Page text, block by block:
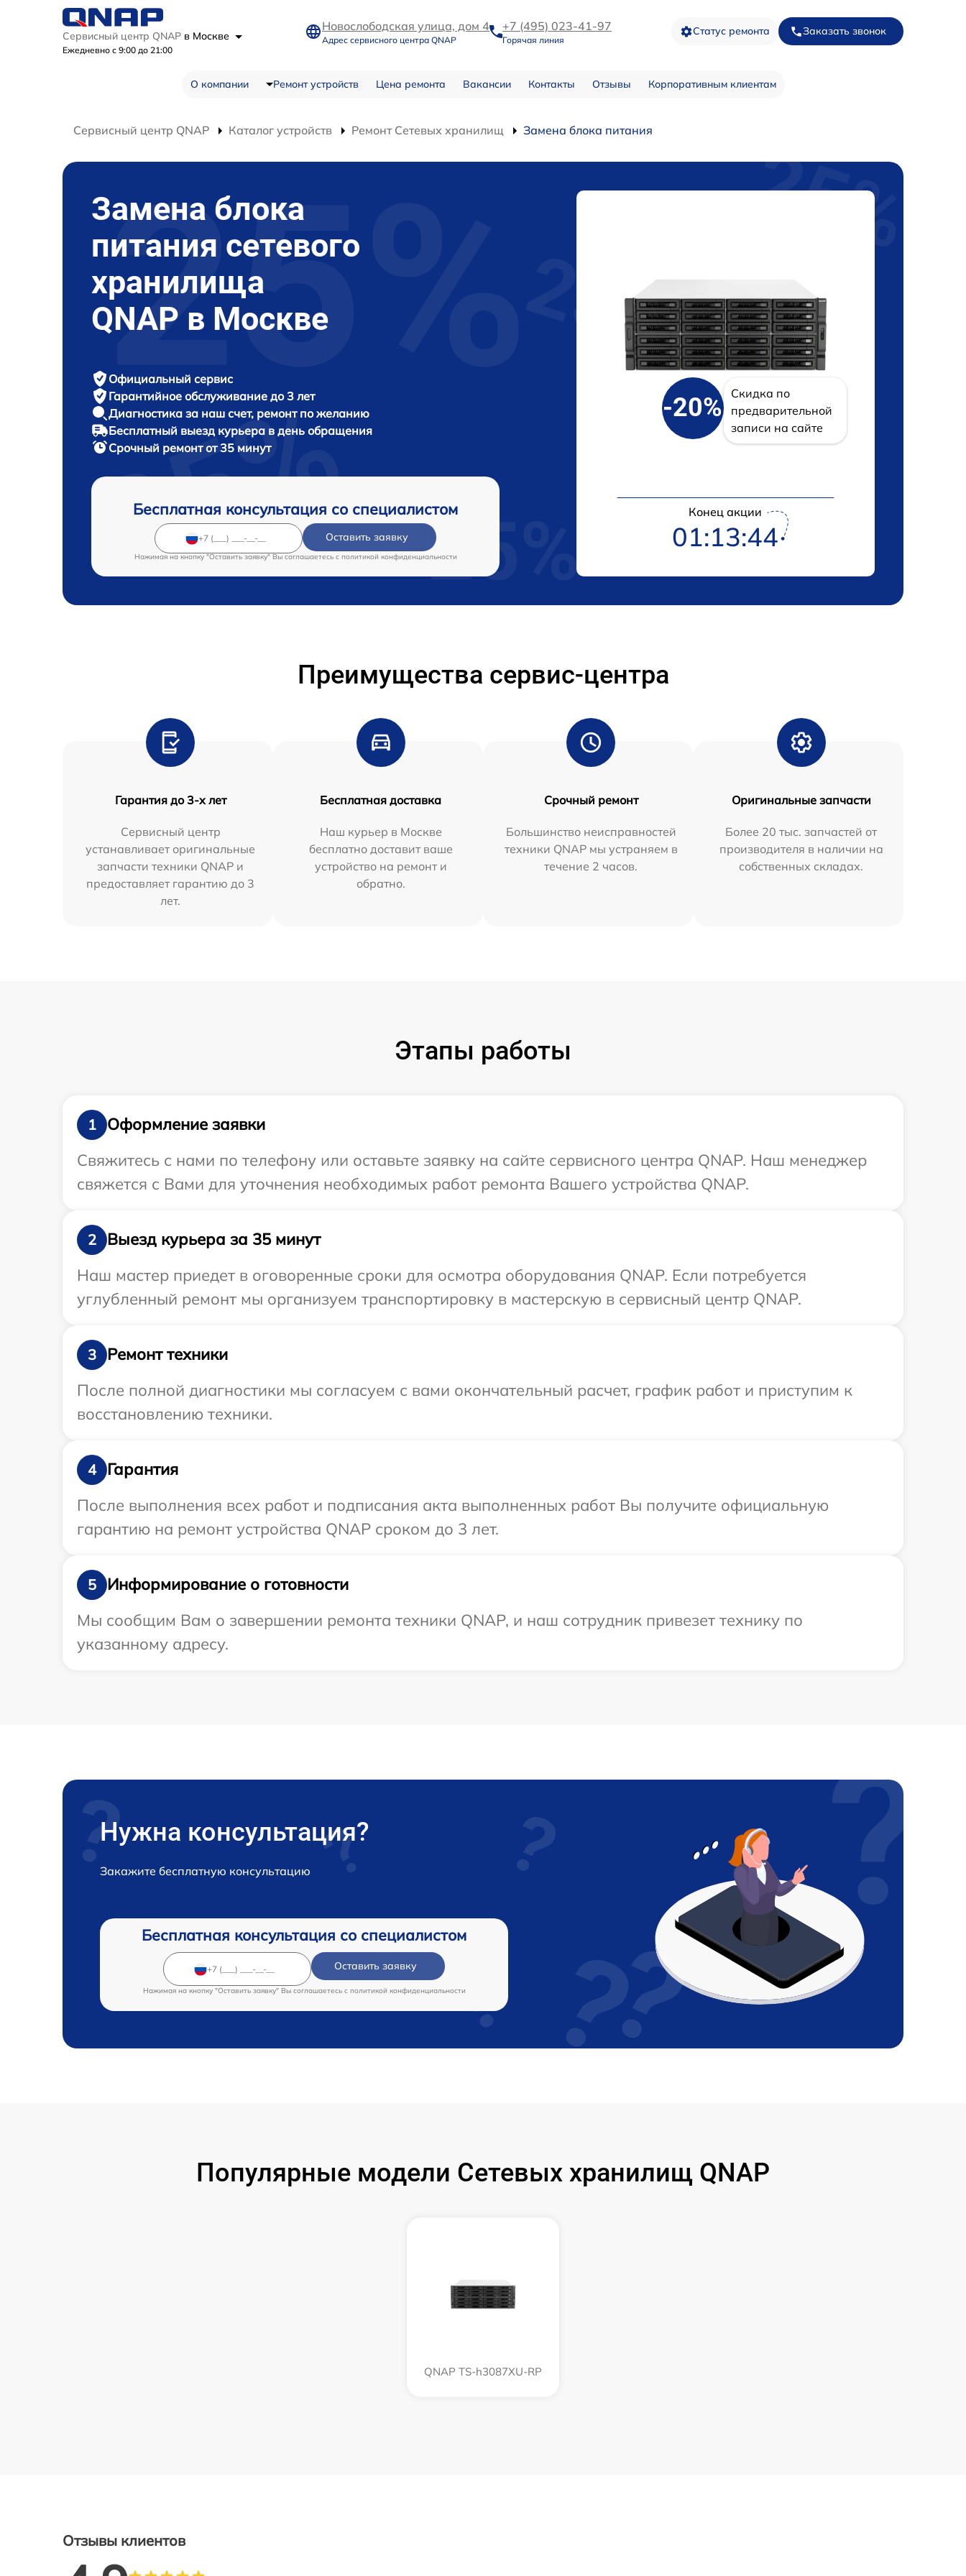
Сервисный центр QNAP в Москве
Ежедневно с 9:00 до 21:00
Новослободская улица, дом 4
Адрес сервисного центра QNAP
+7 (495) 023-41-97
Горячая линия
Статус ремонта Заказать звонок
О компании Ремонт устройств Цена ремонта Вакансии Контакты Отзывы Корпоративным клиентам
Сервисный центр QNAP Каталог устройств Ремонт Сетевых хранилищ Замена блока питания
Замена блока
питания сетевого
хранилища
QNAP в Москве
Официальный сервис
Гарантийное обслуживание до 3 лет
Диагностика за наш счет, ремонт по желанию
Бесплатный выезд курьера в день обращения
Срочный ремонтот 35 минут
Бесплатная консультация со специалистом
Оставить заявку
Нажимая на кнопку "Оставить заявку" Вы соглашаетесь c политикой конфиденциальности
-20%
Скидка по
предварительной
записи на сайте
Конец акции
01:13:43
Преимущества сервис-центра
Гарантия до 3-х лет
Сервисный центр
устанавливает оригинальные
запчасти техники QNAP и
предоставляет гарантию до 3
лет.
Бесплатная доставка
Наш курьер в Москве
бесплатно доставит ваше
устройство на ремонт и
обратно.
Срочный ремонт
Большинство неисправностей
техники QNAP мы устраняем в
течение 2 часов.
Оригинальные запчасти
Более 20 тыс. запчастей от
производителя в наличии на
собственных складах.
Этапы работы
1
Оформление заявки
Свяжитесь с нами по телефону или оставьте заявку на сайте сервисного центра QNAP. Наш менеджер
свяжется с Вами для уточнения необходимых работ ремонта Вашего устройства QNAP.
2
Выезд курьера за 35 минут
Наш мастер приедет в оговоренные сроки для осмотра оборудования QNAP. Если потребуется
углубленный ремонт мы организуем транспортировку в мастерскую в сервисный центр QNAP.
3
Ремонт техники
После полной диагностики мы согласуем с вами окончательный расчет, график работ и приступим к
восстановлению техники.
4
Гарантия
После выполнения всех работ и подписания акта выполненных работ Вы получите официальную
гарантию на ремонт устройства QNAP сроком до 3 лет.
5
Информирование о готовности
Мы сообщим Вам о завершении ремонта техники QNAP, и наш сотрудник привезет технику по
указанному адресу.
Нужна консультация?
Закажите бесплатную консультацию
Бесплатная консультация со специалистом
Оставить заявку
Нажимая на кнопку "Оставить заявку" Вы соглашаетесь c политикой конфиденциальности
Популярные модели Сетевых хранилищ QNAP
QNAP TS-h3087XU-RP
Отзывы клиентов